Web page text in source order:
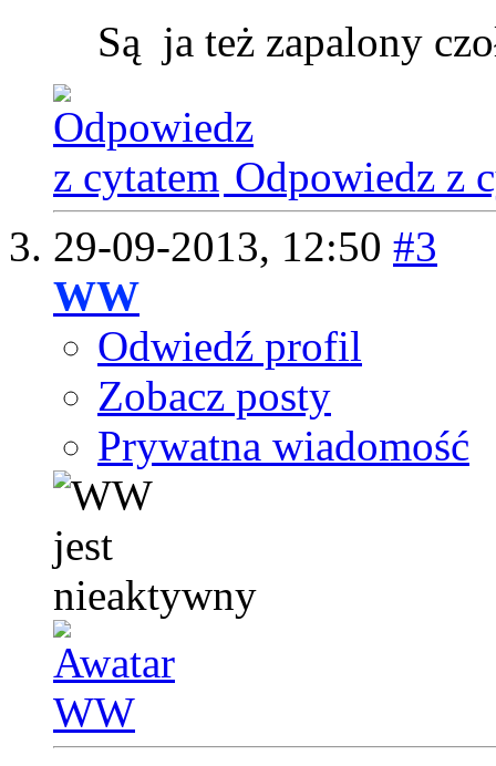
Są ja też zapalony
Odpowiedz z
29-09-2013, 12:50 #3
WW
Odwiedź profil
Zobacz posty
Prywatna wiadomość